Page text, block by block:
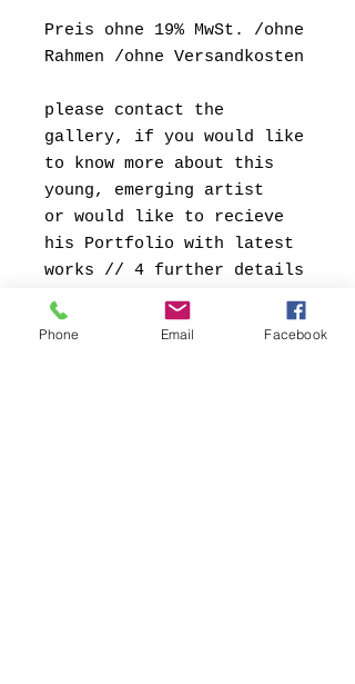
Preis ohne 19% MwSt. /ohne
Rahmen /ohne Versandkosten
please contact the
gallery, if you would like
to know more about this
young, emerging artist
or would like to recieve
his Portfolio with latest
works // 4 further details
on purchase
// conny@fb69.com
Phone Email Facebook